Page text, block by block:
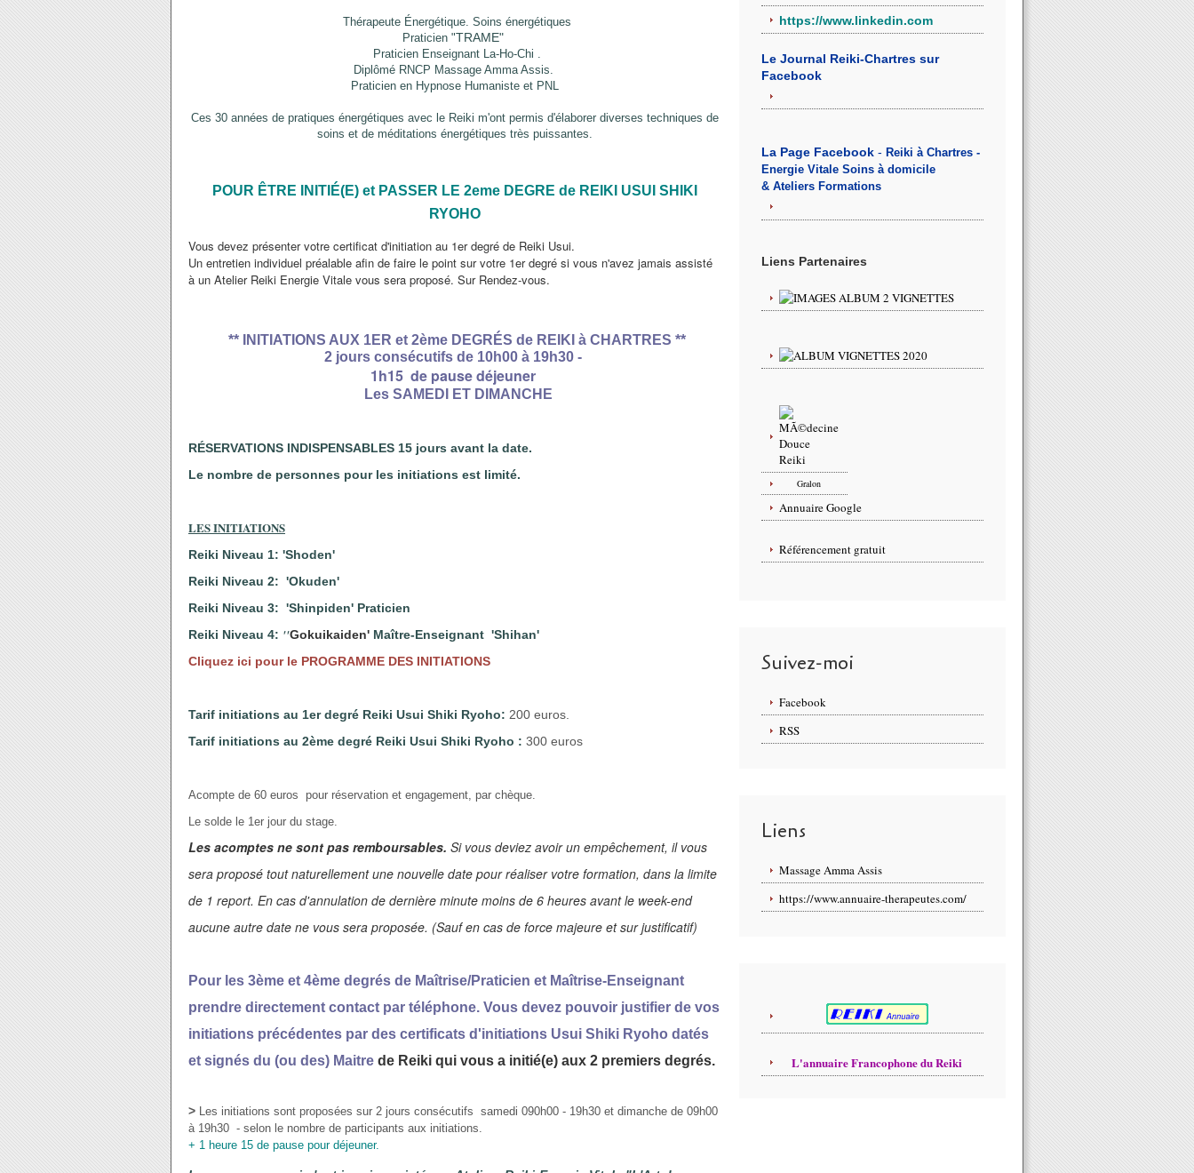
Thérapeute Énergétique. Soins énergétiques
Praticien "TRAME"
Praticien Enseignant La-Ho-Chi .
Diplômé RNCP Massage Amma Assis.
Praticien en Hypnose Humaniste et PNL
Ces 30 années de pratiques énergétiques avec le Reiki m'ont permis d'élaborer diverses techniques de
soins et de méditations énergétiques très puissantes.
POUR ÊTRE INITIÉ(E) et PASSER LE 2eme DEGRE de REIKI USUI SHIKI
RYOHO
Vous devez présenter votre certificat d'initiation au 1er degré de Reiki Usui.
Un entretien individuel préalable afin de faire le point sur votre 1er degré si vous n'avez jamais assisté
à un Atelier Reiki Energie Vitale vous sera proposé. Sur Rendez-vous.
** INITIATIONS AUX 1ER et 2ème DEGRÉS de REIKI à CHARTRES **
2 jours consécutifs de 10h00 à 19h30 -
1h15 de pause déjeuner
Les SAMEDI ET DIMANCHE
RÉSERVATIONS INDISPENSABLES 15 jours avant la date.
Le nombre de personnes pour les initiations est limité.
LES INITIATIONS
Reiki Niveau 1: 'Shoden'
Reiki Niveau 2: 'Okuden'
Reiki Niveau 3: 'Shinpiden' Praticien
Reiki Niveau 4: ''Gokuikaiden' Maître-Enseignant 'Shihan'
Cliquez ici pour le PROGRAMME DES INITIATIONS
Tarif initiations au 1er degré Reiki Usui Shiki Ryoho: 200 euros.
Tarif initiations au 2ème degré Reiki Usui Shiki Ryoho : 300 euros
Acompte de 60 euros pour réservation et engagement, par chèque.
Le solde le 1er jour du stage.
Les acomptes ne sont pas remboursables. Si vous deviez avoir un empêchement, il vous
sera proposé tout naturellement une nouvelle date pour réaliser votre formation, dans la limite
de 1 report. En cas d'annulation de dernière minute moins de 6 heures avant le week-end
aucune autre date ne vous sera proposée. (Sauf en cas de force majeure et sur justificatif)
Pour les 3ème et 4ème degrés de Maîtrise/Praticien et Maîtrise-Enseignant
prendre directement contact par téléphone. Vous devez pouvoir justifier de vos
initiations précédentes par des certificats d'initiations Usui Shiki Ryoho datés
et signés du (ou des) Maitre de Reiki qui vous a initié(e) aux 2 premiers degrés.
> Les initiations sont proposées sur 2 jours consécutifs samedi 090h00 - 19h30 et dimanche de 09h00
à 19h30 - selon le nombre de participants aux initiations.
+ 1 heure 15 de pause pour déjeuner.
https://www.linkedin.com
Le Journal Reiki-Chartres sur
Facebook
La Page Facebook - Reiki à Chartres -
Energie Vitale Soins à domicile
& Ateliers Formations
Liens Partenaires
Gralon
Annuaire Google
Référencement gratuit
Suivez-moi
Facebook
RSS
Liens
Massage Amma Assis
https://www.annuaire-therapeutes.com/
L'annuaire Francophone du Reiki